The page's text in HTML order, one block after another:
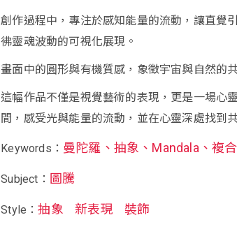
創作過程中，專注於感知能量的流動，讓直覺
彿靈魂波動的可視化展現。
畫面中的圓形與有機質感，象徵宇宙與自然的
這幅作品不僅是視覺藝術的表現，更是一場心
間，感受光與能量的流動，並在心靈深處找到
Keywords： 曼陀羅、抽象、Mandala、複
Subject： 圖騰
Style：抽象 新表現 裝飾